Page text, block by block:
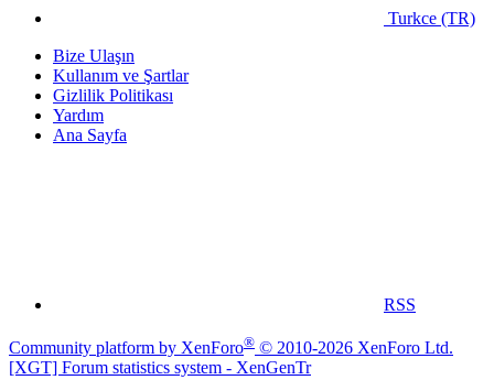
Turkce (TR)
Bize Ulaşın
Kullanım ve Şartlar
Gizlilik Politikası
Yardım
Ana Sayfa
RSS
Community platform by XenForo® © 2010-2026 XenForo Ltd.
[XGT] Forum statistics system - XenGenTr